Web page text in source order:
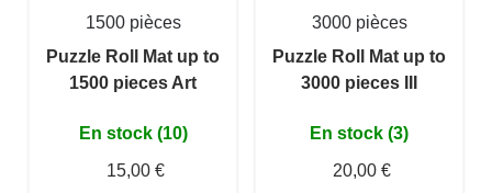
1500 pièces
Puzzle Roll Mat up to
1500 pieces Art
En stock (10)
15,00 €
3000 pièces
Puzzle Roll Mat up to
3000 pieces III
En stock (3)
20,00 €